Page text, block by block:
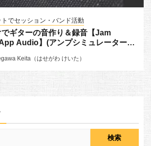
トでセッション・バンド活動
ギターの音作り＆録音【Jam
Audio】(アンプシミュレーター
Keita（はせがわ けいた）